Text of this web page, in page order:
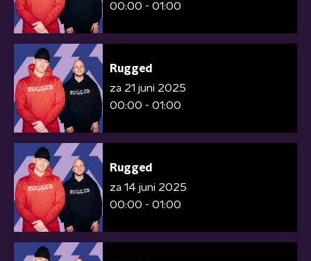
00:00 - 01:00
Rugged
za 21 juni 2025
00:00 - 01:00
Rugged
za 14 juni 2025
00:00 - 01:00